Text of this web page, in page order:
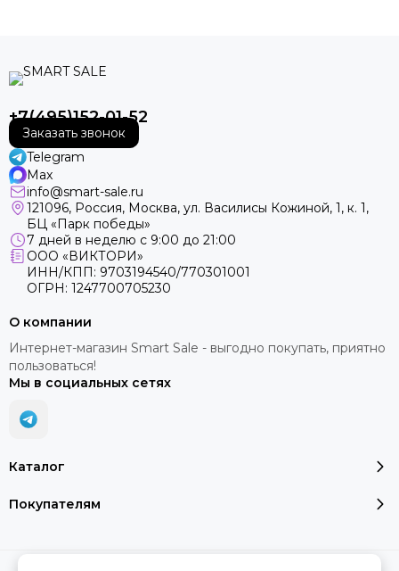
+7(495)152-01-52
Заказать звонок
Telegram
Max
info@smart-sale.ru
121096, Россия, Москва, ул. Василисы Кожиной, 1, к. 1,
БЦ «Парк победы»
7 дней в неделю с 9:00 до 21:00
ООО «ВИКТОРИ»
ИНН/КПП: 9703194540/770301001
ОГРН: 1247700705230
Каталог
Покупателям
О компании
Интернет-магазин Smart Sale - выгодно покупать, приятно
пользоваться!
Мы в социальных сетях